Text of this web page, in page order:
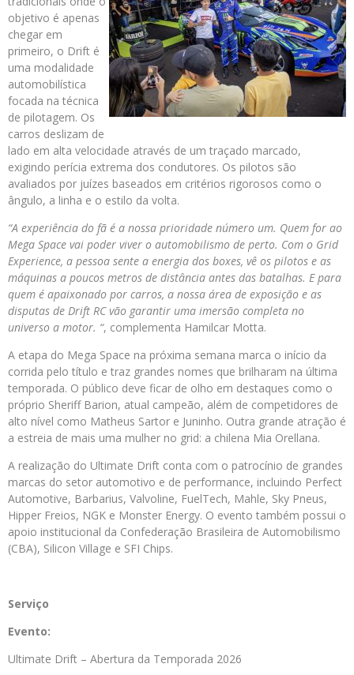
objetivo é apenas
chegar em
primeiro, o Drift é
uma modalidade
automobilística
focada na técnica
de pilotagem. Os
carros deslizam de
lado em alta velocidade através de um traçado marcado,
exigindo perícia extrema dos condutores. Os pilotos são
avaliados por juízes baseados em critérios rigorosos como o
ângulo, a linha e o estilo da volta.
“A experiência do fã é a nossa prioridade número um. Quem for ao
Mega Space vai poder viver o automobilismo de perto. Com o Grid
Experience, a pessoa sente a energia dos boxes, vê os pilotos e as
máquinas a poucos metros de distância antes das batalhas. E para
quem é apaixonado por carros, a nossa área de exposição e as
disputas de Drift RC vão garantir uma imersão completa no
universo a motor. “, complementa Hamilcar Motta.
A etapa do Mega Space na próxima semana marca o início da
corrida pelo título e traz grandes nomes que brilharam na última
temporada. O público deve ficar de olho em destaques como o
próprio Sheriff Barion, atual campeão, além de competidores de
alto nível como Matheus Sartor e Juninho. Outra grande atração é
a estreia de mais uma mulher no grid: a chilena Mia Orellana.
A realização do Ultimate Drift conta com o patrocínio de grandes
marcas do setor automotivo e de performance, incluindo Perfect
Automotive, Barbarius, Valvoline, FuelTech, Mahle, Sky Pneus,
Hipper Freios, NGK e Monster Energy. O evento também possui o
apoio institucional da Confederação Brasileira de Automobilismo
(CBA), Silicon Village e SFI Chips.
Serviço
Evento:
Ultimate Drift – Abertura da Temporada 2026